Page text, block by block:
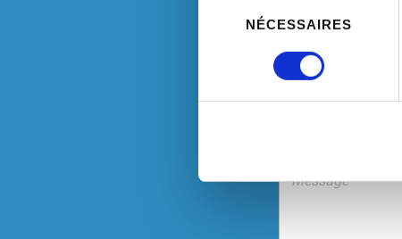
Collecter des
Identifier votre appareil
digitales).
. Vous pouvez
NÉCESSAIRES